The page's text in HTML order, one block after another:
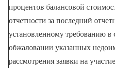
процентов балансовой
отчетности за последний
установленному требованию в
обжаловании указанных
рассмотрения заявки на